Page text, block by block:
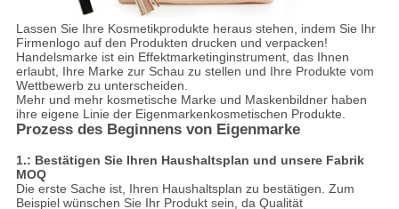
Lassen Sie Ihre Kosmetikprodukte heraus stehen, indem Sie Ihr
Firmenlogo auf den Produkten drucken und verpacken!
Handelsmarke ist ein Effektmarketinginstrument, das Ihnen
erlaubt, Ihre Marke zur Schau zu stellen und Ihre Produkte vom
Wettbewerb zu unterscheiden.
Mehr und mehr kosmetische Marke und Maskenbildner haben
ihre eigene Linie der Eigenmarkenkosmetischen Produkte.
Prozess des Beginnens von Eigenmarke
1.: Bestätigen Sie Ihren Haushaltsplan und unsere Fabrik
MOQ
Die erste Sache ist, Ihren Haushaltsplan zu bestätigen. Zum
Beispiel wünschen Sie Ihr Produkt sein, da Qualität